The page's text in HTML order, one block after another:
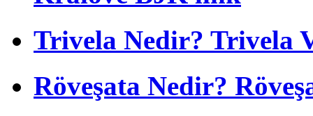
Trivela Nedir? Trivela
Röveşata Nedir?